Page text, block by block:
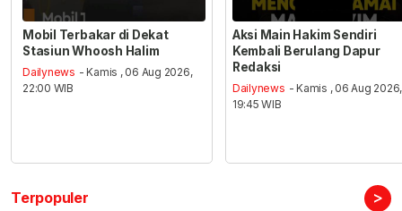
Mobil Terbakar di Dekat
Stasiun Whoosh Halim
Dailynews - Kamis , 06 Aug 2026,
22:00 WIB
Aksi Main Hakim Sendiri
Kembali Berulang Dapur
Redaksi
Dailynews - Kamis , 06 Aug 2026,
19:45 WIB
Terpopuler >